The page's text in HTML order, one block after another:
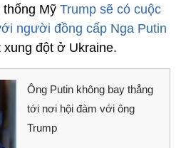
thống Mỹ Trump sẽ có cuộc
người đồng cấp Nga Putin
đột ở Ukraine.
Ông Putin không bay thẳng
tới nơi hội đàm với ông
Trump